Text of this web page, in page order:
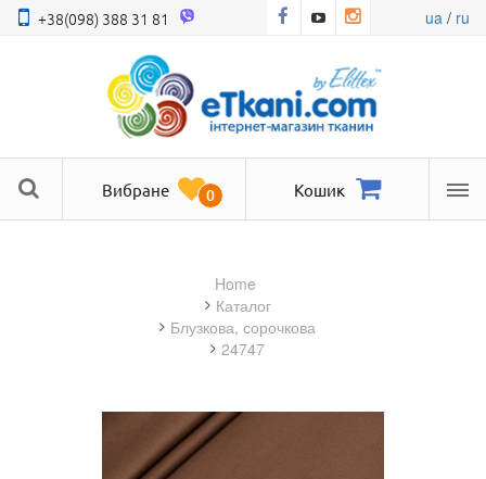
+38(098) 388 31 81 ua/ ru
Вибране 0 Кошик
Home
Каталог
блузкова, сорочкова
24747